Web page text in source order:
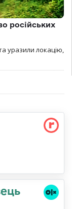
російських
уразили локацію,